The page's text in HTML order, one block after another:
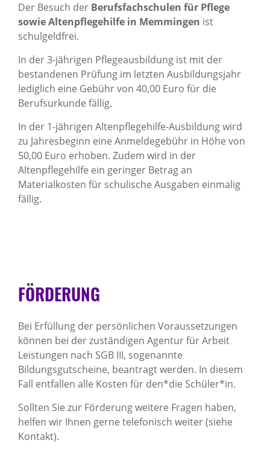
Der Besuch der Berufsfachschulen für Pflege
sowie Altenpflegehilfe in Memmingen ist
schulgeldfrei.
In der 3-jährigen Pflegeausbildung ist mit der
bestandenen Prüfung im letzten Ausbildungsjahr
lediglich eine Gebühr von 40,00 Euro für die
Berufsurkunde fällig.
In der 1-jährigen Altenpflegehilfe-Ausbildung wird
zu Jahresbeginn eine Anmeldegebühr in Höhe von
50,00 Euro erhoben. Zudem wird in der
Altenpflegehilfe ein geringer Betrag an
Materialkosten für schulische Ausgaben einmalig
fällig.
FÖRDERUNG
Bei Erfüllung der persönlichen Voraussetzungen
können bei der zuständigen Agentur für Arbeit
Leistungen nach SGB III, sogenannte
Bildungsgutscheine, beantragt werden. In diesem
Fall entfallen alle Kosten für den*die Schüler*in.
Sollten Sie zur Förderung weitere Fragen haben,
helfen wir Ihnen gerne telefonisch weiter (siehe
Kontakt).